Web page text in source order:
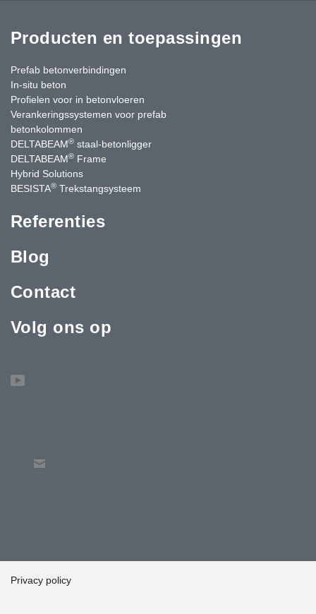
Producten en toepassingen
Prefab betonverbindingen
In-situ beton
Profielen voor in betonvloeren
Verankeringssystemen voor prefab
betonkolommen
DELTABEAM® staal-betonligger
DELTABEAM® Frame
Hybrid Solutions
BESISTA® Trekstangsysteem
Referenties
Blog
Contact
Volg ons op
Privacy policy